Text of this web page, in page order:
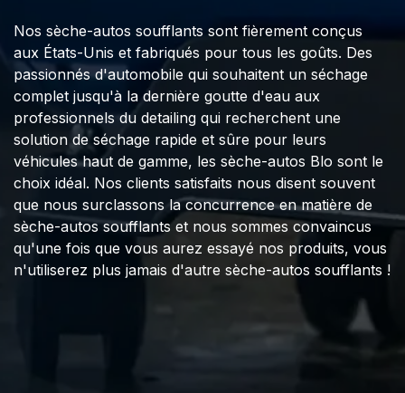
Nos sèche-autos soufflants sont fièrement conçus
aux États-Unis et fabriqués pour tous les goûts. Des
passionnés d'automobile qui souhaitent un séchage
complet jusqu'à la dernière goutte d'eau aux
professionnels du detailing qui recherchent une
solution de séchage rapide et sûre pour leurs
véhicules haut de gamme, les sèche-autos Blo sont le
choix idéal. Nos clients satisfaits nous disent souvent
que nous surclassons la concurrence en matière de
sèche-autos soufflants et nous sommes convaincus
qu'une fois que vous aurez essayé nos produits, vous
n'utiliserez plus jamais d'autre sèche-autos soufflants !